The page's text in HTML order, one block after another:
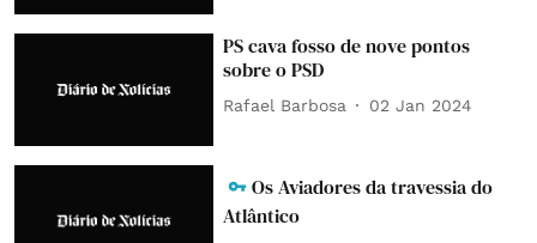
PS cava fosso de nove pontos
sobre o PSD
Rafael Barbosa 02 Jan 2024
Os Aviadores da travessia do
Atlântico